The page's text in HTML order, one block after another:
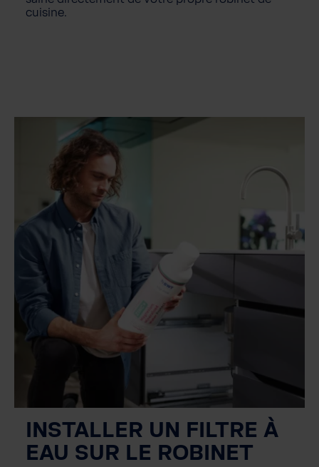
cuisine.
INSTALLER UN FILTRE À
EAU SUR LE ROBINET